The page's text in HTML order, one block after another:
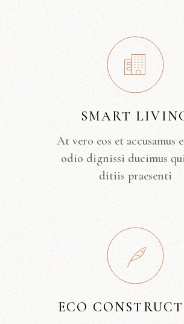
SMART
At vero eos et accusamus
odio dignissi ducimus
ditiis praesenti
ECO